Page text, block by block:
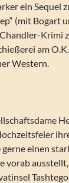
ein Sequel
(mit Bogart
Krimi
am
Western.
einen
vorab